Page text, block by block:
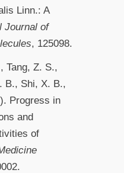
Linn.: A
Journal of
, 125098.
Tang, Z. S.,
B., Shi, X. B.,
Progress in
and
of